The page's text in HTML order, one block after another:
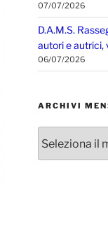
07/07/2026
D.A.M.S.
autori e autrici,
06/07/2026
ARCHIVI
mensili